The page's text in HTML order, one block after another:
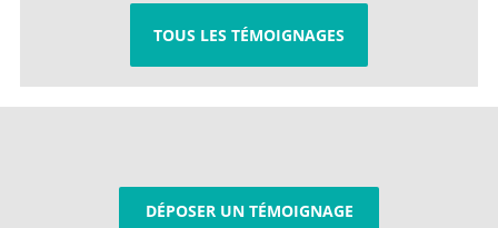
TOUS LES TÉMOIGNAGES
DÉPOSER UN TÉMOIGNAGE